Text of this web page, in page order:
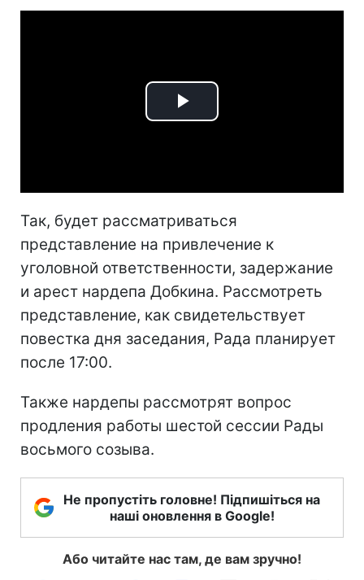
Play
Так, будет рассматриваться
представление на привлечение к
уголовной ответственности, задержание
и арест нардепа Добкина. Рассмотреть
представление, как свидетельствует
повестка дня заседания, Рада планирует
после 17:00.
Также нардепы рассмотрят вопрос
продления работы шестой сессии Рады
восьмого созыва.
Не пропустіть головне! Підпишіться на
наші оновлення в Google!
Або читайте нас там, де вам зручно!